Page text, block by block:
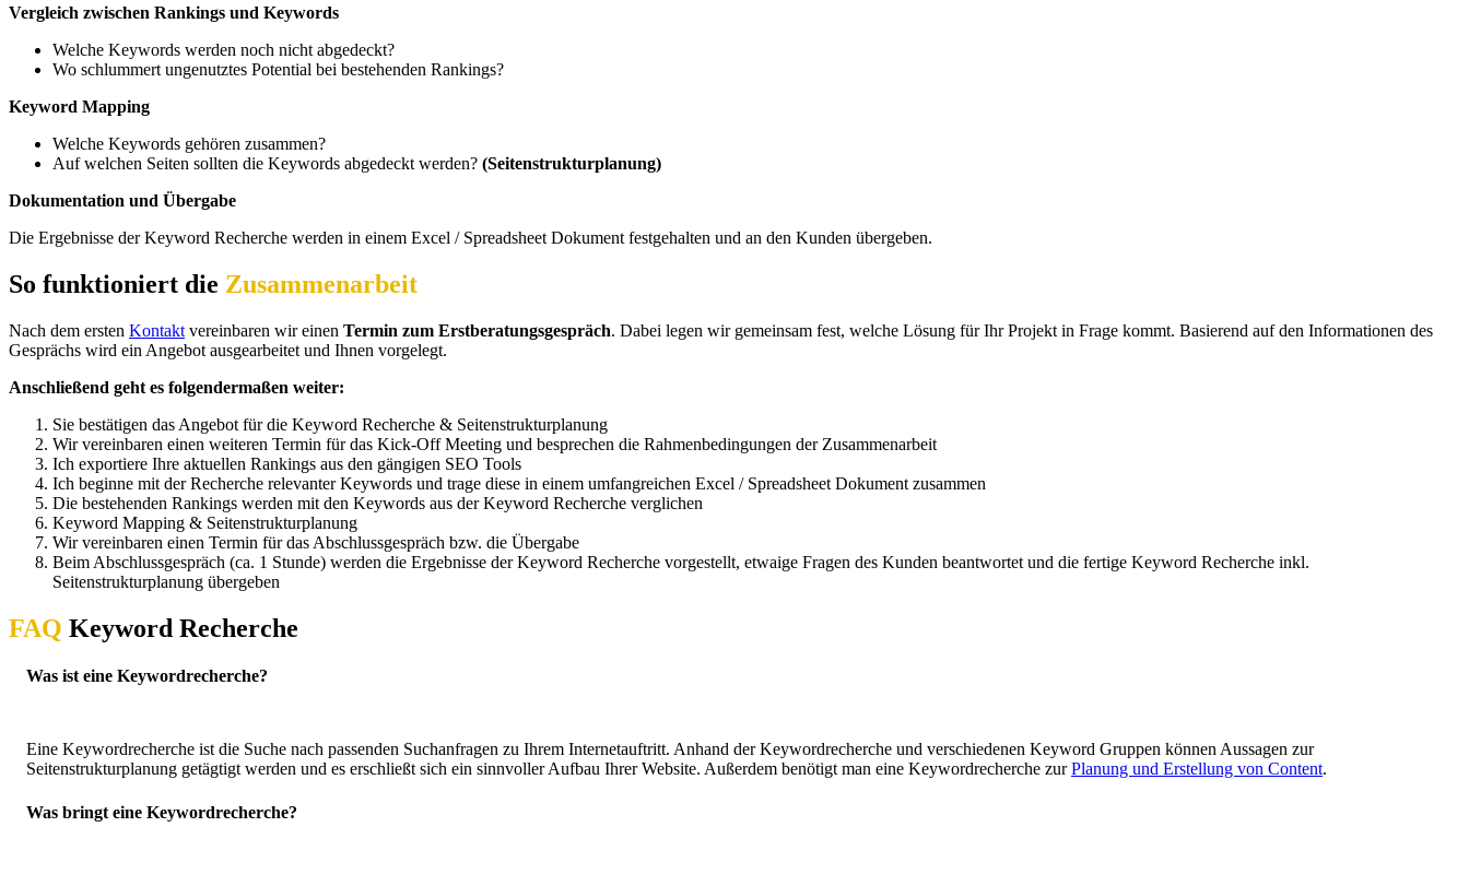
Vergleich zwischen Rankings und Keywords
Welche Keywords werden noch nicht abgedeckt?
Wo schlummert ungenutztes Potential bei bestehenden Rankings?
Keyword Mapping
Welche Keywords gehören zusammen?
Auf welchen Seiten sollten die Keywords abgedeckt werden? (Seitenstrukturplanung)
Dokumentation und Übergabe
Die Ergebnisse der Keyword Recherche werden in einem Excel / Spreadsheet Dokument festgehalten und an den Kunden übergeben.
So funktioniert die Zusammenarbeit
Nach dem ersten Kontakt vereinbaren wir einen Termin zum Erstberatungsgespräch. Dabei legen wir gemeinsam fest, welche Lösung für Ihr Projekt in Frage kommt. Basierend auf den Informationen des
Gesprächs wird ein Angebot ausgearbeitet und Ihnen vorgelegt.
Anschließend geht es folgendermaßen weiter:
Sie bestätigen das Angebot für die Keyword Recherche & Seitenstrukturplanung
Wir vereinbaren einen weiteren Termin für das Kick-Off Meeting und besprechen die Rahmenbedingungen der Zusammenarbeit
Ich exportiere Ihre aktuellen Rankings aus den gängigen SEO Tools
Ich beginne mit der Recherche relevanter Keywords und trage diese in einem umfangreichen Excel / Spreadsheet Dokument zusammen
Die bestehenden Rankings werden mit den Keywords aus der Keyword Recherche verglichen
Keyword Mapping & Seitenstrukturplanung
Wir vereinbaren einen Termin für das Abschlussgespräch bzw. die Übergabe
Beim Abschlussgespräch (ca. 1 Stunde) werden die Ergebnisse der Keyword Recherche vorgestellt, etwaige Fragen des Kunden beantwortet und die fertige Keyword Recherche inkl.
Seitenstrukturplanung übergeben
FAQ Keyword Recherche
Was ist eine Keywordrecherche?
Eine Keywordrecherche ist die Suche nach passenden Suchanfragen zu Ihrem Internetauftritt. Anhand der Keywordrecherche und verschiedenen Keyword Gruppen können Aussagen zur
Seitenstrukturplanung getägtigt werden und es erschließt sich ein sinnvoller Aufbau Ihrer Website. Außerdem benötigt man eine Keywordrecherche zurPlanung und Erstellung von Content.
Was bringt eine Keywordrecherche?